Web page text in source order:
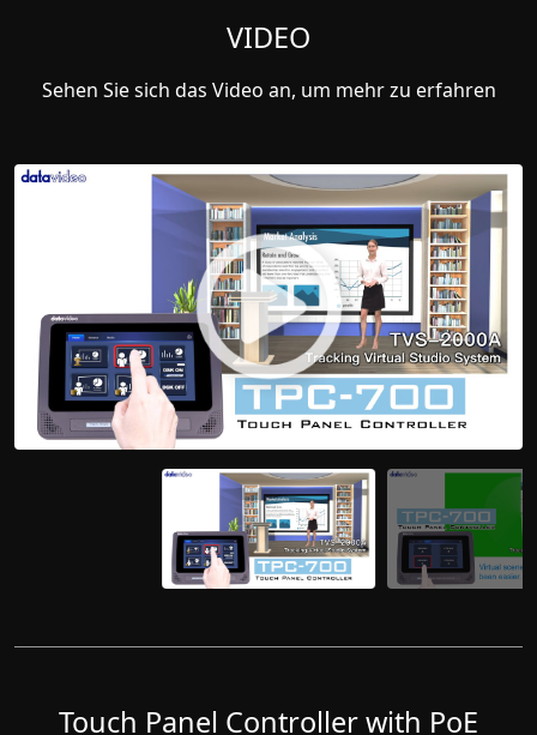
VIDEO
Sehen Sie sich das Video an, um mehr zu erfahren
Touch Panel Controller with PoE